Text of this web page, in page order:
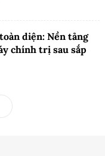
diện: Nền tảng
chính trị sau sắp